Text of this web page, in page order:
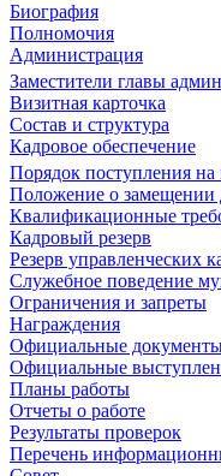
Биография
Полномочия
Администрация
Заместители главы
Визитная карточка
Состав и структура
Кадровое обеспечение
Порядок поступления
Положение о замещении
Квалификационные
Кадровый резерв
Резерв управленческих
Служебное поведение
Ограничения и запреты
Награждения
Официальные
Официальные
Планы работы
Отчеты о работе
Результаты проверок
Перечень